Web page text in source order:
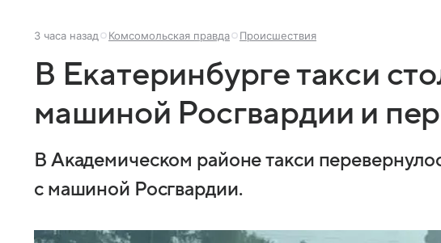
3 часа назад Комсомольская правда Происшествия
В Екатеринбурге такси
машиной Росгвардии и
В Академическом районе такси
с машиной Росгвардии.